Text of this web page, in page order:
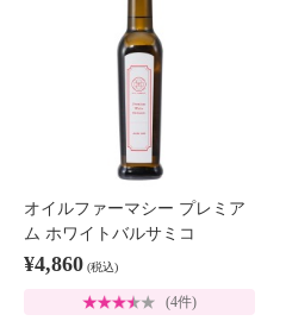
オイルファーマシー プレミア
ム ホワイトバルサミコ
¥4,860 (税込)
(4件)